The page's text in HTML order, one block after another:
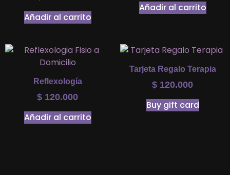
Añadir al carrito
Añadir al carrito
Reflexología
$ 120.000
Añadir al carrito
Tarjeta Regalo Terapia
$ 120.000
Buy gift card